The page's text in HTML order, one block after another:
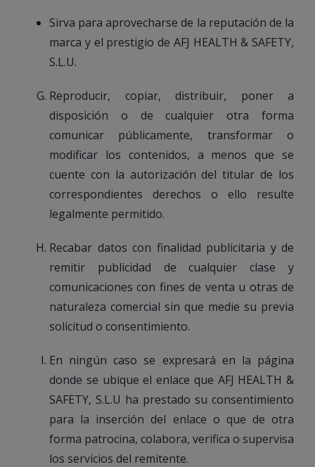
Sirva para aprovecharse de la reputación de la
marca y el prestigio de AFJ HEALTH & SAFETY,
S.L.U.
Reproducir, copiar, distribuir, poner a
disposición o de cualquier otra forma
comunicar públicamente, transformar o
modificar los contenidos, a menos que se
cuente con la autorización del titular de los
correspondientes derechos o ello resulte
legalmente permitido.
Recabar datos con finalidad publicitaria y de
remitir publicidad de cualquier clase y
comunicaciones con fines de venta u otras de
naturaleza comercial sin que medie su previa
solicitud o consentimiento.
En ningún caso se expresará en la página
donde se ubique el enlace que AFJ HEALTH &
SAFETY, S.L.U ha prestado su consentimiento
para la inserción del enlace o que de otra
forma patrocina, colabora, verifica o supervisa
los servicios del remitente.